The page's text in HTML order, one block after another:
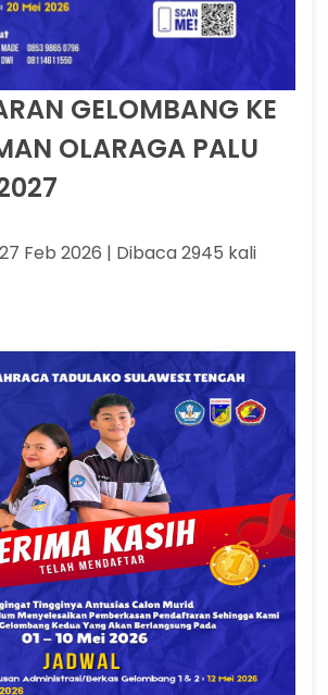
GELOMBANG KE
OLARAGA PALU
Feb 2026 | Dibaca 2945 kali